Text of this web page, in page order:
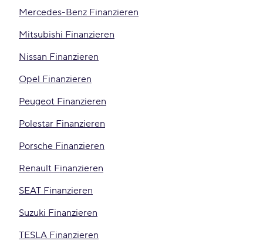
Mercedes-Benz Finanzieren
Mitsubishi Finanzieren
Nissan Finanzieren
Opel Finanzieren
Peugeot Finanzieren
Polestar Finanzieren
Porsche Finanzieren
Renault Finanzieren
SEAT Finanzieren
Suzuki Finanzieren
TESLA Finanzieren